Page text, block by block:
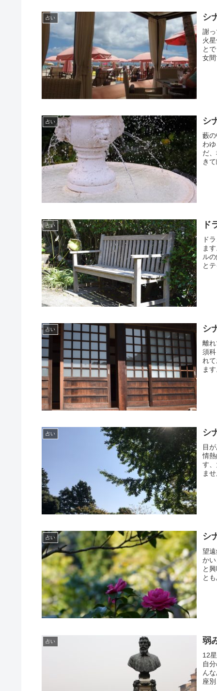
占い シ
謝
火
と
女
占い シ
藪
わ
だ
き
占い ド
ド
ま
ル
と
占い シ
離
須
れ
ま
占い シ
目
情
す
ま
占い シ
望
か
と
と
占い 弱
12
自
ん
座